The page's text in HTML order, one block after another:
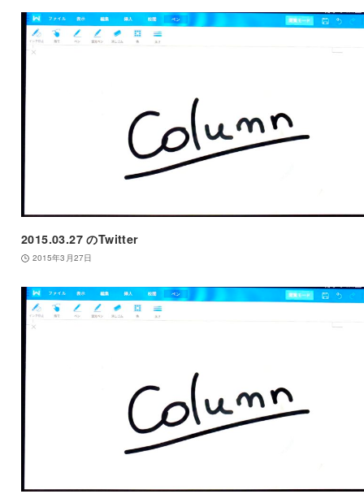
2015.03.27 のTwitter
2015年3月27日